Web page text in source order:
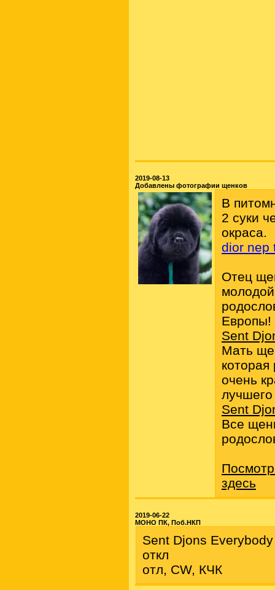
2019-08-13
Добавлены фотографии щенков
В
2 суки
окраса.
dior nep
Отец
Европы!
Sent
Мать
очень
Sent
Все
здесь
2019-06-22
МОНО ПК, Поб.НКП
Sent Djons
откл
отл, CW, КЧК